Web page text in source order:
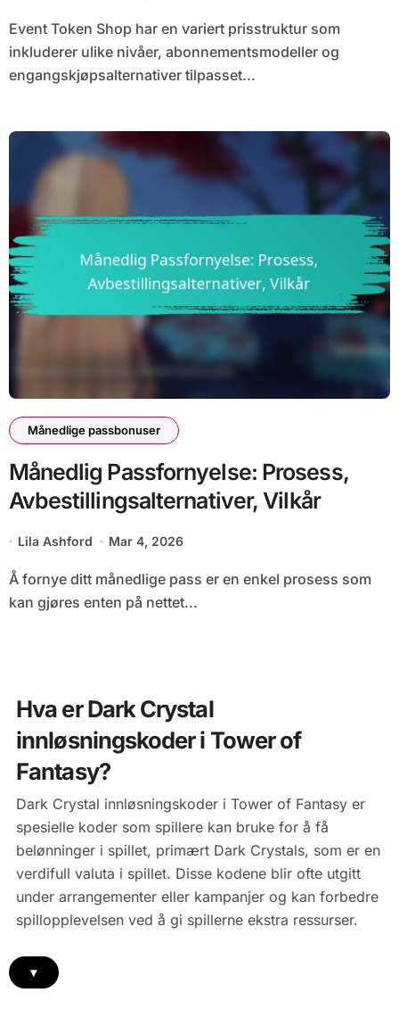
Event Token Shop har en variert prisstruktur som
inkluderer ulike nivåer, abonnementsmodeller og
engangskjøpsalternativer tilpasset...
Månedlige passbonuser
Månedlig Passfornyelse: Prosess,
Avbestillingsalternativer, Vilkår
Lila Ashford Mar 4, 2026
Å fornye ditt månedlige pass er en enkel prosess som
kan gjøres enten på nettet...
Hva er Dark Crystal
innløsningskoder i Tower of
Fantasy?
Dark Crystal innløsningskoder i Tower of Fantasy er
spesielle koder som spillere kan bruke for å få
belønninger i spillet, primært Dark Crystals, som er en
verdifull valuta i spillet. Disse kodene blir ofte utgitt
under arrangementer eller kampanjer og kan forbedre
spillopplevelsen ved å gi spillerne ekstra ressurser.
▾